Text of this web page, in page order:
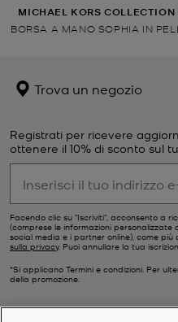
MICHAEL KORS COLLECTION
BORSA A MANO SOPHIA IN
Trova un negozio
Registrati per ricevere
ottenere il 10% di sconto sul
Facendo clic su "Iscriviti", acconsento a
(comprese le informazioni
social media e i partner online), come
sulla privacy. Puoi annullare la tua
*Si applicano Termini e condizioni. Per
della promozione.